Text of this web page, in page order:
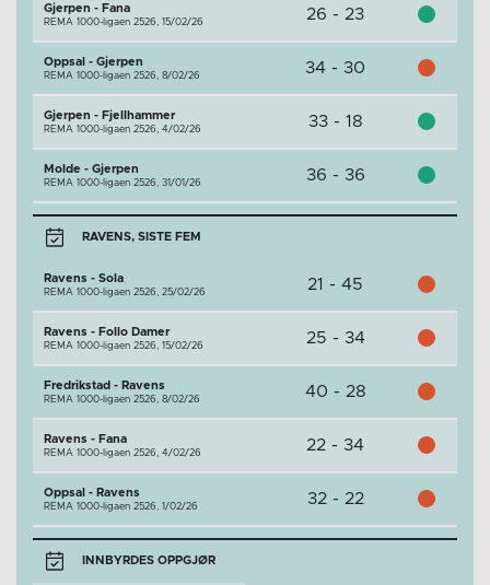
Gjerpen - Fana
REMA 1000-ligaen 2526, 15/02/26 26 - 23
Oppsal - Gjerpen
REMA 1000-ligaen 2526, 8/02/26 34 - 30
Gjerpen - Fjellhammer
REMA 1000-ligaen 2526, 4/02/26 33 - 18
Molde - Gjerpen
REMA 1000-ligaen 2526, 31/01/26 36 - 36
RAVENS, SISTE FEM
Ravens - Sola
REMA 1000-ligaen 2526, 25/02/26 21 - 45
Ravens - Follo Damer
REMA 1000-ligaen 2526, 15/02/26 25 - 34
Fredrikstad - Ravens
REMA 1000-ligaen 2526, 8/02/26 40 - 28
Ravens - Fana
REMA 1000-ligaen 2526, 4/02/26 22 - 34
Oppsal - Ravens
REMA 1000-ligaen 2526, 1/02/26 32 - 22
INNBYRDES OPPGJØR